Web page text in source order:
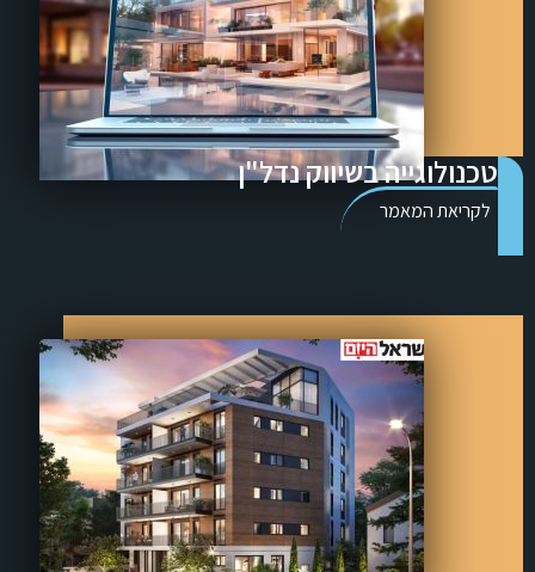
טכנולוגייה בשיווק נדל"ן
לקריאת המאמר